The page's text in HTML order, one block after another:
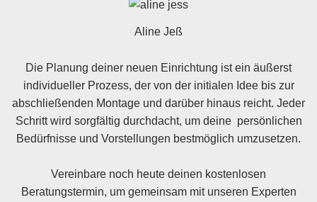
Aline Jeß
Die Planung deiner neuen Einrichtung ist ein äußerst
individueller Prozess, der von der initialen Idee bis zur
abschließenden Montage und darüber hinaus reicht. Jeder
Schritt wird sorgfältig durchdacht, um deine persönlichen
Bedürfnisse und Vorstellungen bestmöglich umzusetzen.
Vereinbare noch heute deinen kostenlosen
Beratungstermin, um gemeinsam mit unseren Experten